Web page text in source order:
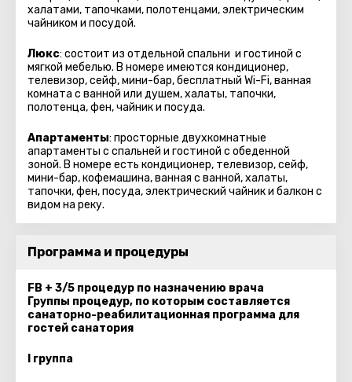
халатами, тапочками, полотенцами, электрическим
чайником и посудой.
Люкс: состоит из отдельной спальни и гостиной с
мягкой мебелью. В номере имеются кондиционер,
телевизор, сейф, мини-бар, бесплатный Wi-Fi, ванная
комната с ванной или душем, халаты, тапочки,
полотенца, фен, чайник и посуда.
Апартаменты: просторные двухкомнатные
апартаменты с спальней и гостиной с обеденной
зоной. В номере есть кондиционер, телевизор, сейф,
мини-бар, кофемашина, ванная с ванной, халаты,
тапочки, фен, посуда, электрический чайник и балкон с
видом на реку.
Программа и процедуры
FB + 3/5 процедур по назначению врача
Группы процедур, по которым составляется
санаторно-реабилитационная программа для
гостей санатория
I группа